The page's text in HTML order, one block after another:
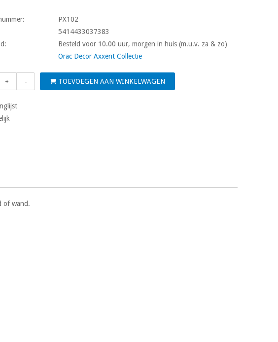
PX102
5414433037383
Besteld voor 10.00 uur, morgen in huis (m.u.v. za & zo)
Orac Decor Axxent Collectie
+ - TOEVOEGEN AAN WINKELWAGEN
of wand.